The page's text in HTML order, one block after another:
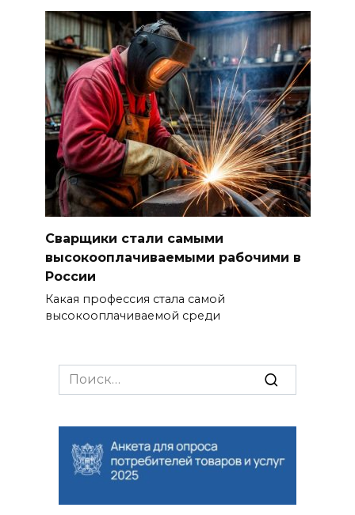
Сварщики стали самыми
высокооплачиваемыми рабочими в
России
Какая профессия стала самой
высокооплачиваемой среди
Search
for: